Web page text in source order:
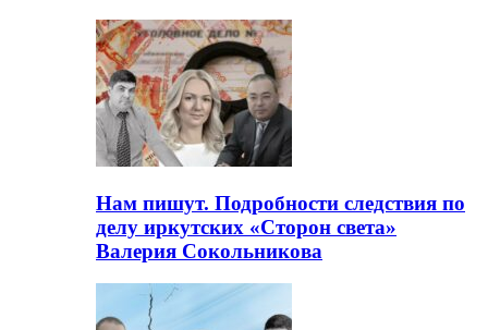
Нам пишут. Подробности следствия по
делу иркутских «Сторон света»
Валерия Сокольникова